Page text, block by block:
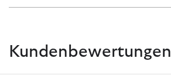
Kundenbewertungen